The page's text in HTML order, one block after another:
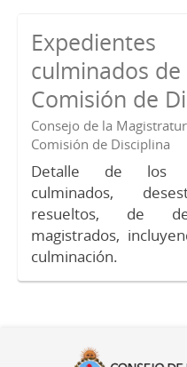
Expedientes
culminados de
Comisión de
Consejo de la
Comisión de Disciplina
Detalle de los
culminados,
resueltos, de
magistrados,
culminación.